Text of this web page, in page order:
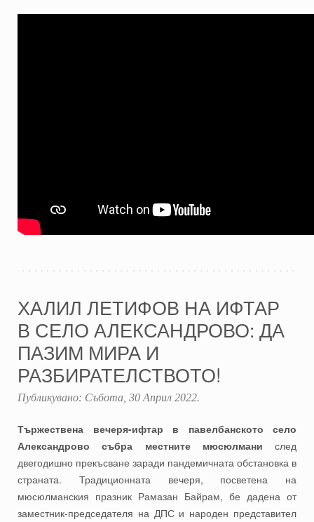
ХАЛИЛ ЛЕТИФОВ НА ИФТАР
В СЕЛО АЛЕКСАНДРОВО: ДА
ПАЗИМ МИРА И
РАЗБИРАТЕЛСТВОТО!
Публикувано: Събота, 30 Април 2022.
Тържествена вечеря-ифтар в павелбанското село
Александрово събра местните мюсюлмани след
двегодишно прекъсване заради пандемичната обстановка в
страната. Традиционната вечеря, посветена на
мюсюлманския празник Рамазан Байрам, бе дадена от
заместник-председателя на ДПС и народен представител